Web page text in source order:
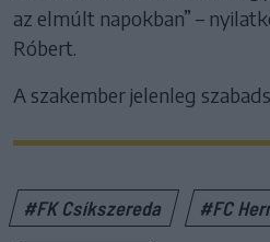
az elmúlt napokban” –
Róbert.
A szakember jelenleg
#FK Csíkszereda #FC